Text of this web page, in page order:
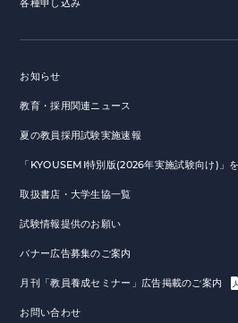
各種申し込み
お知らせ
教育・採用関連ニュース
夏の教員採用試験実施速報
「KYOUSEMI特別版(2026年実施試験向け)」
取扱書店・大学生協一覧
試験情報提供のお願い
バナー広告募集のご案内
月刊「教員養成セミナー」広告掲載のご案内
お問い合わせ